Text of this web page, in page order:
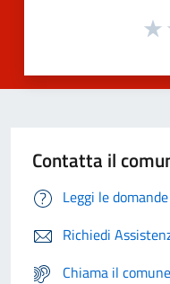
Contatta il
Leggi le
Richiedi
Chiama il